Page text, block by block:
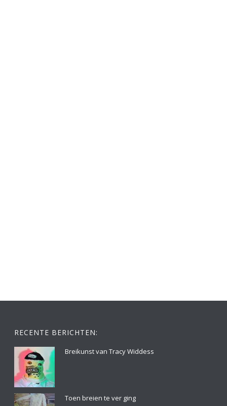
RECENTE BERICHTEN:
Breikunst van Tracy Widdess
Toen breien te ver ging